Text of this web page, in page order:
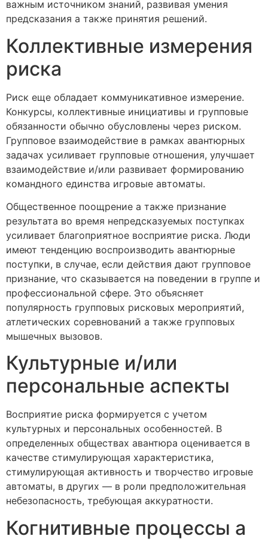
важным источником знаний, развивая умения
предсказания а также принятия решений.
Коллективные измерения
риска
Риск еще обладает коммуникативное измерение.
Конкурсы, коллективные инициативы и групповые
обязанности обычно обусловлены через риском.
Групповое взаимодействие в рамках авантюрных
задачах усиливает групповые отношения, улучшает
взаимодействие и/или развивает формированию
командного единства игровые автоматы.
Общественное поощрение а также признание
результата во время непредсказуемых поступках
усиливает благоприятное восприятие риска. Люди
имеют тенденцию воспроизводить авантюрные
поступки, в случае, если действия дают групповое
признание, что сказывается на поведении в группе и
профессиональной сфере. Это объясняет
популярность групповых рисковых мероприятий,
атлетических соревнований а также групповых
мышечных вызовов.
Культурные и/или
персональные аспекты
Восприятие риска формируется с учетом
культурных и персональных особенностей. В
определенных обществах авантюра оценивается в
качестве стимулирующая характеристика,
стимулирующая активность и творчество игровые
автоматы, в других — в роли предположительная
небезопасность, требующая аккуратности.
Когнитивные процессы а